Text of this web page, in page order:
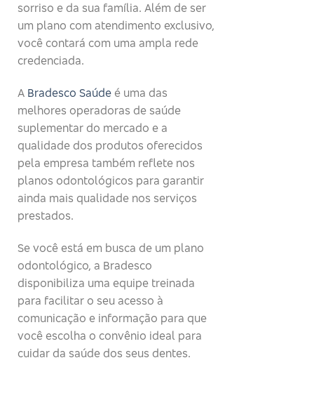
sorriso e da sua família. Além de ser
um plano com atendimento exclusivo,
você contará com uma ampla rede
credenciada.
A Bradesco Saúde é uma das
melhores operadoras de saúde
suplementar do mercado e a
qualidade dos produtos oferecidos
pela empresa também reflete nos
planos odontológicos para garantir
ainda mais qualidade nos serviços
prestados.
Se você está em busca de um plano
odontológico, a Bradesco
disponibiliza uma equipe treinada
para facilitar o seu acesso à
comunicação e informação para que
você escolha o convênio ideal para
cuidar da saúde dos seus dentes.